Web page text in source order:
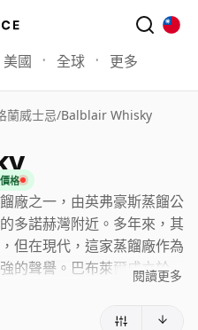
美國 全球 更多
蘭威士忌/Balblair Whisky
格
廠之一，由英弗豪斯蒸餾公
多諾赫灣附近。多年來，其
但在現代，這家蒸餾廠作為
的聲譽。巴布萊爾成立於
閱讀更多